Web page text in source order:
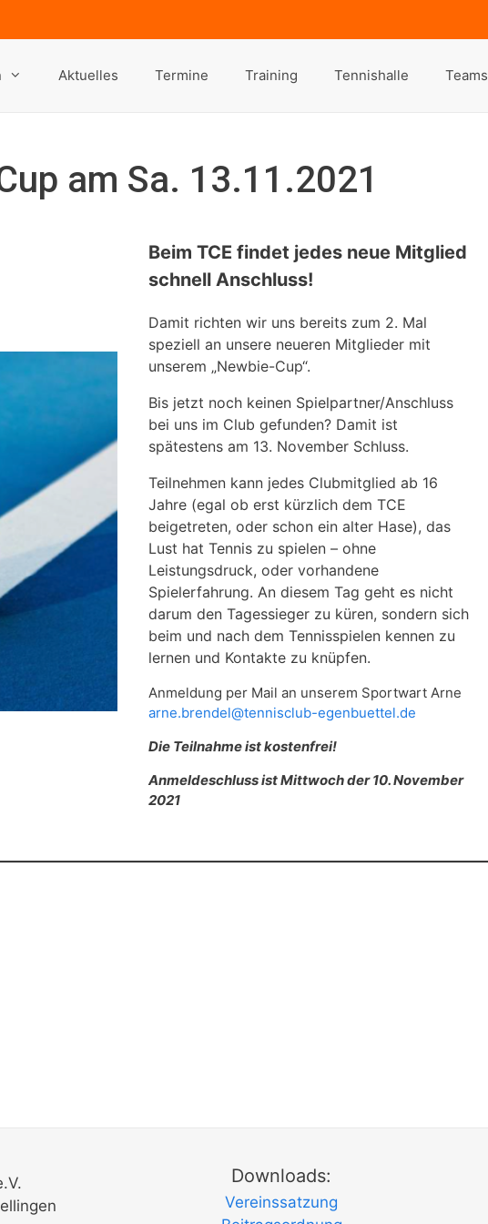
Aktuelles Termine Training Tennishalle Teams
am Sa. 13.11.2021
Beim TCE findet jedes neue Mitglied
schnell Anschluss!
Damit richten wir uns bereits zum 2. Mal
speziell an unsere neueren Mitglieder mit
unserem „Newbie-Cup“.
Bis jetzt noch keinen Spielpartner/Anschluss
bei uns im Club gefunden? Damit ist
spätestens am 13. November Schluss.
Teilnehmen kann jedes Clubmitglied ab 16
Jahre (egal ob erst kürzlich dem TCE
beigetreten, oder schon ein alter Hase), das
Lust hat Tennis zu spielen – ohne
Leistungsdruck, oder vorhandene
Spielerfahrung. An diesem Tag geht es nicht
darum den Tagessieger zu küren, sondern sich
beim und nach dem Tennisspielen kennen zu
lernen und Kontakte zu knüpfen.
Anmeldung per Mail an unserem Sportwart Arne
arne.brendel@tennisclub-egenbuettel.de
Die Teilnahme ist kostenfrei!
Anmeldeschluss ist Mittwoch der 10. November
2021
Downloads:
Vereinssatzung